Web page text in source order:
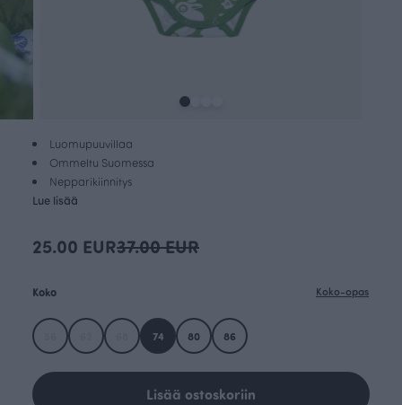
Luomupuuvillaa
Ommeltu Suomessa
Nepparikiinnitys
Lue lisää
25.00 EUR37.00 EUR
Koko Koko-opas
74 80 86
Lisää ostoskoriin